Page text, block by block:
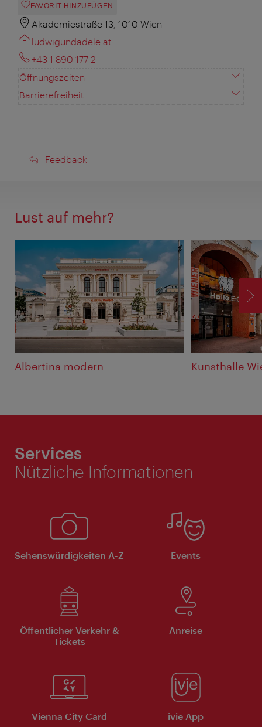
FAVORIT HINZUFÜGEN
Akademiestraße 13, 1010 Wien
ludwigundadele.at
+43 1 890 177 2
Öffnungszeiten
Barrierefreiheit
Feedback
Feedback
Lust auf mehr?
Albertina modern Kunsthalle
Services
Nützliche Informationen
Sehenswürdigkeiten A-Z Events
Öffentlicher Verkehr &
Tickets
Anreise
Vienna City Card ivie App